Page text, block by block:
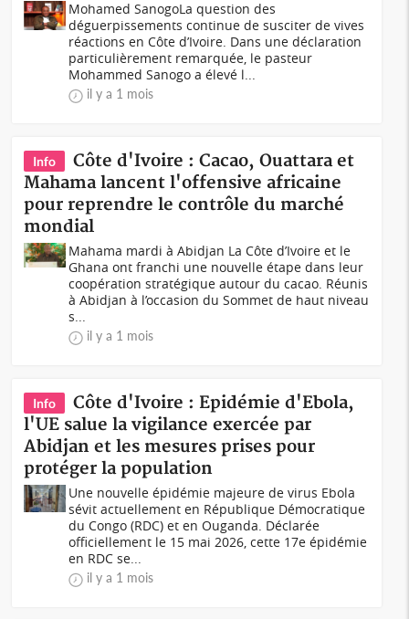
Mohamed SanogoLa question des
déguerpissements continue de susciter de vives
réactions en Côte d’Ivoire. Dans une déclaration
particulièrement remarquée, le pasteur
Mohammed Sanogo a élevé l...
il y a 1 mois
Info
Côte d'Ivoire : Cacao, Ouattara et
Mahama lancent l'offensive africaine
pour reprendre le contrôle du marché
mondial
Mahama mardi à Abidjan La Côte d’Ivoire et le
Ghana ont franchi une nouvelle étape dans leur
coopération stratégique autour du cacao. Réunis
à Abidjan à l’occasion du Sommet de haut niveau
s...
il y a 1 mois
Info
Côte d'Ivoire : Epidémie d'Ebola,
l'UE salue la vigilance exercée par
Abidjan et les mesures prises pour
protéger la population
Une nouvelle épidémie majeure de virus Ebola
sévit actuellement en République Démocratique
du Congo (RDC) et en Ouganda. Déclarée
officiellement le 15 mai 2026, cette 17e épidémie
en RDC se...
il y a 1 mois